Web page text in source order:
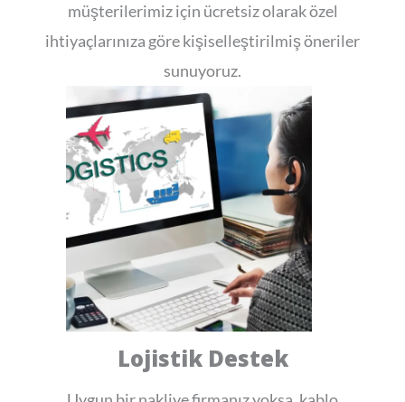
müşterilerimiz için ücretsiz olarak özel
ihtiyaçlarınıza göre kişiselleştirilmiş öneriler
sunuyoruz.
Lojistik Destek